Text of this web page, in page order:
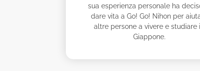
sua esperienza personale ha
dare vita a Go! Go! Nihon per
altre persone a vivere e studiare
Giappone.
Akane